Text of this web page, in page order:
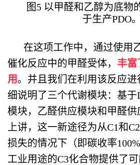
图5 以甲醛和乙醇为底物
于生产PDO。
在这项工作中，通过使用
催化反应中的甲醛受体， 丰富
用。并且我们在利用该反应进
细说明了三个代谢模块：基于
模块，乙醛供应模块和甲醛
上讲，这一新途径为从C1和
损失的情况下（即碳收率
工业用途的C3化合物提供了可